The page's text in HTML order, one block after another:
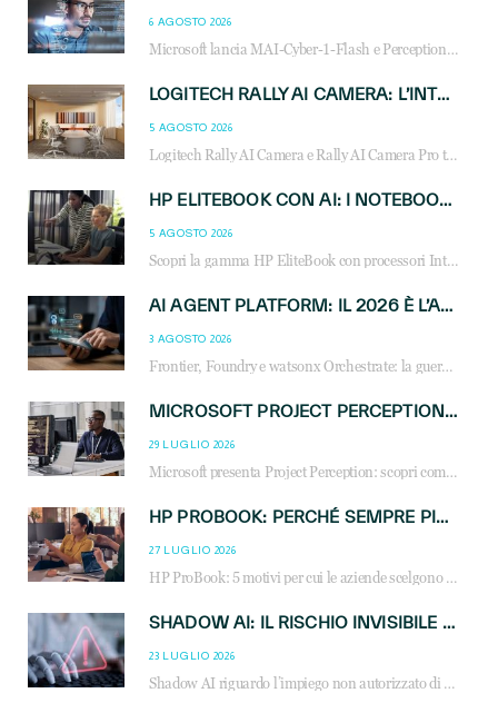
6 AGOSTO 2026
Microsoft lancia MAI-Cyber-1-Flash e Perception: cybersecurity agentica in preview dal 3 novembre. Cosa cambia per MSP, system integrator e reseller.
LOGITECH RALLY AI CAMERA: L’INTELLIGENZA ARTIFICIALE ENTRA NELLE SALE RIUNIONI DI NUOVA GENERAZIONE
5 AGOSTO 2026
Logitech Rally AI Camera e Rally AI Camera Pro trasformano gli spazi di collaborazione con AI, inquadratura intelligente, multi-camera e gestione avanzata dei meeting ibridi.
HP ELITEBOOK CON AI: I NOTEBOOK BUSINESS INTELLIGENTI CHE TRASFORMANO PRODUTTIVITÀ, SICUREZZA E LAVORO IBRIDO
5 AGOSTO 2026
Scopri la gamma HP EliteBook con processori Intel® Core™ Ultra e AMD Ryzen™ AI. Notebook business progettati per aumentare la produttività, migliorare la collaborazione e garantire sicurezza avanzata in ufficio e in mobilità.
AI AGENT PLATFORM: IL 2026 È L’ANNO DEL «SISTEMA OPERATIVO» PER GLI AGENTI AZIENDALI
3 AGOSTO 2026
Frontier, Foundry e watsonx Orchestrate: la guerra delle piattaforme AI agent ridisegna il mercato IT. Cosa cambia per reseller, MSP e system integrator.
MICROSOFT PROJECT PERCEPTION: COME GLI AGENTI AI CAMBIERANNO SOC, CYBERSECURITY E SERVIZI MSP
29 LUGLIO 2026
Microsoft presenta Project Perception: scopri come gli agenti AI possono trasformare cybersecurity, SOC e servizi gestiti degli MSP.
HP PROBOOK: PERCHÉ SEMPRE PIÙ AZIENDE SCELGONO NOTEBOOK PROGETTATI PER IL LAVORO MODERNO
27 LUGLIO 2026
HP ProBook: 5 motivi per cui le aziende scelgono i notebook business HP per migliorare produttività, sicurezza e gestione dell’AI.
SHADOW AI: IL RISCHIO INVISIBILE CHE LE AZIENDE POSSONO GOVERNARE
23 LUGLIO 2026
Shadow AI riguardo l’impiego non autorizzato di sistemi AI all’interno dell’azienda. E’ una pratica che si diffonde a partire dai dipendenti fino ai dirigenti e mette a repentaglio la cybersecurity, con costi più elevati per le organizzazioni. Due recenti report illustrano il fenomeno e forniscono dati in merito